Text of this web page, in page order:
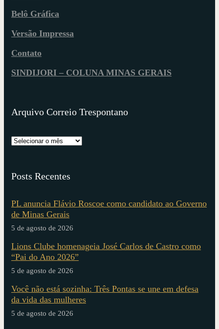
Belô Gráfica
Versão Impressa
Contato
SINDIJORI – COLUNA MINAS GERAIS
Arquivo Correio Trespontano
Posts Recentes
PL anuncia Flávio Roscoe como candidato ao Governo
de Minas Gerais
5 de agosto de 2026
Lions Clube homenageia José Carlos de Castro como
“Pai do Ano 2026”
5 de agosto de 2026
Você não está sozinha: Três Pontas se une em defesa
da vida das mulheres
5 de agosto de 2026